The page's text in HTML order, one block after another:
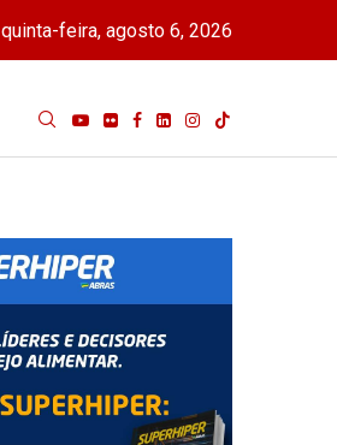
quinta-feira, agosto 6, 2026